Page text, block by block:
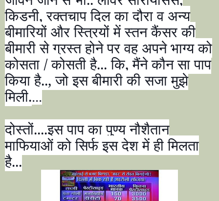
किडनी,रक्तचाप दिल का दौरा व अन्य
बीमारियों और स्त्रियों में स्तन कैंसर की
बीमारी से ग्रस्त होने पर वह अपने भाग्य को
कोसता / कोसती है... कि,मैंने कौन सा पाप
किया है..,जो इस बीमारी की सजा मुझे
मिली....
दोस्तों....इस पाप का पुण्य नौशैतान
माफियाओं को सिर्फ इस देश में ही मिलता
है...